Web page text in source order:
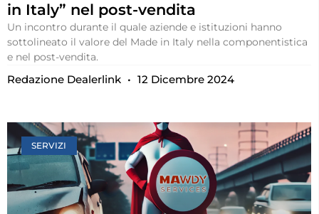
in Italy” nel post-vendita
Un incontro durante il quale aziende e istituzioni hanno
sottolineato il valore del Made in Italy nella componentistica
e nel post-vendita.
Redazione Dealerlink 12 Dicembre 2024
SERVIZI